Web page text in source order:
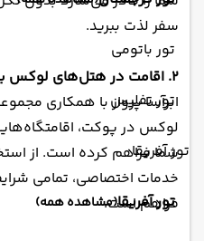
تور باتومی
تور تفلیس
تور آفریقا
تور آفریقا(مشاهده همه)
سفر لذت ببرید.
2. اقامت در هتل‌های لوکس با امکانات ویژه
ابرآسا پرواز با همکاری
لوکس در پوکت،
شما فراهم کرده است. از
خدمات اختصاصی، تمامی
فراهم است.